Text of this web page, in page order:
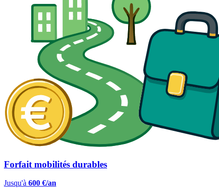
Forfait mobilités durables
Jusqu'à 600 €/an